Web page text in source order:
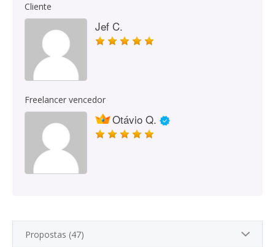
Cliente
Jef C.
Freelancer vencedor
Otávio Q.
Propostas (47)